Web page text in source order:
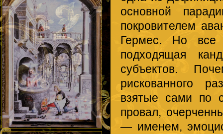
основной
покровителем
Гермес. Но все
подходящая
субъектов.
рискованного
взятые сами по
провал,
— именем,